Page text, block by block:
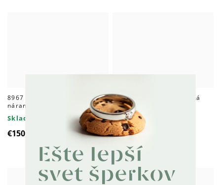
Ešte lepší
svet šperkov
8967 Strieborný 22cm
náramok Traversino
Skladom
€150,80
9035 Svadobná strieborná
obrúčka PRAHA
Skladom
€116,30